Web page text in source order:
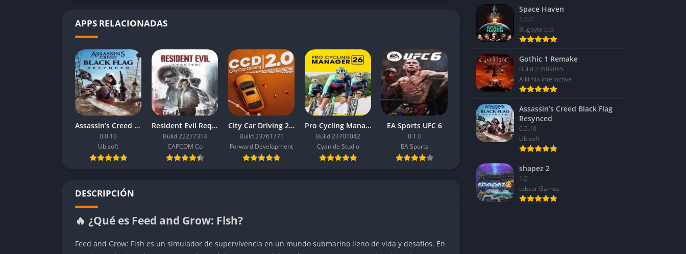
APPS RELACIONADAS
Assassin’s Creed Black Flag Resynced
0.0.10
Ubisoft
Resident Evil Requiem
Build 22277314
CAPCOM Co
City Car Driving 2.0
Build 23761771
Forward Development
Pro Cycling Manager 26
Build 23701042
Cyanide Studio
EA Sports UFC 6
0.1.0
EA Sports
DESCRIPCIÓN
🔥 ¿Qué es Feed and Grow: Fish?
Feed and Grow: Fish es un simulador de supervivencia en un mundo submarino lleno de vida y desafíos. En
Space Haven
1.0.0
Bugbyte Ltd.
Gothic 1 Remake
Build 23589065
Alkimia Interactive
Assassin’s Creed Black Flag
Resynced
0.0.10
Ubisoft
shapez 2
1.0
tobspr Games